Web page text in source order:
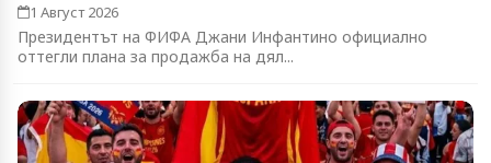
1 Август 2026
Президентът на ФИФА Джани Инфантино официално
оттегли плана за продажба на дял...